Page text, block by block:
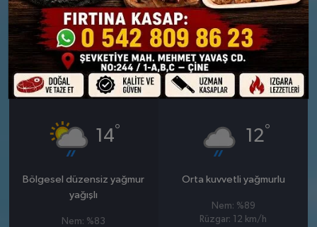
Rüzgar: 25 km/h
Yağış Olasılığı: %89
Rüzgar: 13 km/h
Yağış Olasılığı: %87
28 MART
CUMARTESI
14°
Bölgesel düzensiz yağmur
yağışlı
Nem: %83
29 MART
PAZAR
12°
Orta kuvvetli yağmurlu
Nem: %89
Rüzgar: 12 km/h